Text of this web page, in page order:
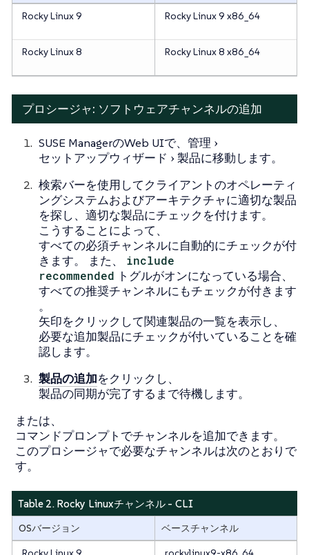
Rocky Linux 9
Rocky Linux 9 x86_64
Rocky Linux 8 Rocky Linux 8 x86_64
プロシージャ: ソフトウェアチャンネルの追加
SUSE ManagerのWeb UIで、 管理
セットアップウィザード
製品に移動します。
検索バーを使用してクライアントのオペレーティ
ングシステムおよびアーキテクチャに適切な製品
を探し、適切な製品にチェックを付けます。
こうすることによって、
すべての必須チャンネルに自動的にチェックが付
きます。 また、
include
recommended トグルがオンになっている場合、
すべての推奨チャンネルにもチェックが付きます
。
矢印をクリックして関連製品の一覧を表示し、
必要な追加製品にチェックが付いていることを確
認します。
製品の追加をクリックし、
製品の同期が完了するまで待機します。
または、
コマンドプロンプトでチャンネルを追加できます。
このプロシージャで必要なチャンネルは次のとおりで
す。
Table 2. Rocky Linuxチャンネル - CLI
OSバージョン
ベースチャンネル